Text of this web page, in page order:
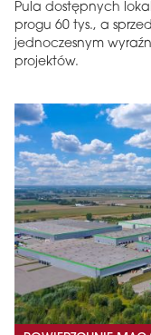
Pula dostępnych
progu 60 tys., a
jednoczesnym
projektów.